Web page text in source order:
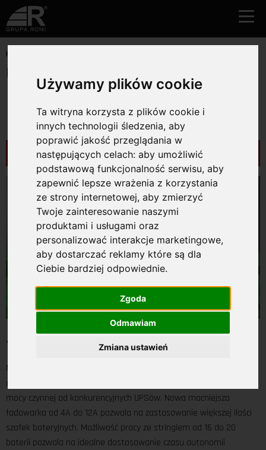
Używamy plików cookie
Ta witryna korzysta z plików cookie i
innych technologii śledzenia, aby
poprawić jakość przeglądania w
następujących celach:aby umożliwić
podstawową funkcjonalność serwisu,aby
zapewnić lepsze wrażenia z korzystania
ze strony internetowej,aby zmierzyć
Twoje zainteresowanie naszymi
produktami i usługami oraz
personalizować interakcje marketingowe,
aby dostarczać reklamy które są dla
Ciebie bardziej odpowiednie.
Zgoda
Odmawiam
Zmiana ustawień
HOME
GT S 11 6KVA I 10KVA
POWRÓT DO LISTY
POKAZ KATEGORIE
18.06.2019
Najnowsza seria 1 fazowych UPSów marki GT. Jeszcze więcej mocy
dzięki współczynnikowi PF=1 10kVA = 10kW. Daje to 25% więcej
mocy czynnej od konkurencyjnych UPSów. Nowa mocniejsza
ładowarka od 4A do 12A pozwala na zastosowanie większej ilości
szafek bateryjnych. Możliwość pracy ze stringiem od 16 do 20
baterii pozwala na idealne dostosowanie czasu autonomii